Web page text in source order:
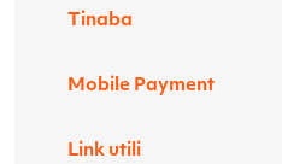
Tinaba
Mobile Payment
Link utili